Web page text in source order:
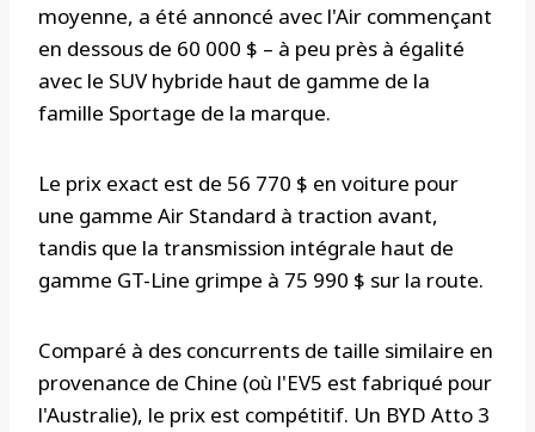
moyenne, a été annoncé avec l'Air commençant
en dessous de 60 000 $ – à peu près à égalité
avec le SUV hybride haut de gamme de la
famille Sportage de la marque.
Le prix exact est de 56 770 $ en voiture pour
une gamme Air Standard à traction avant,
tandis que la transmission intégrale haut de
gamme GT-Line grimpe à 75 990 $ sur la route.
Comparé à des concurrents de taille similaire en
provenance de Chine (où l'EV5 est fabriqué pour
l'Australie), le prix est compétitif. Un BYD Atto 3